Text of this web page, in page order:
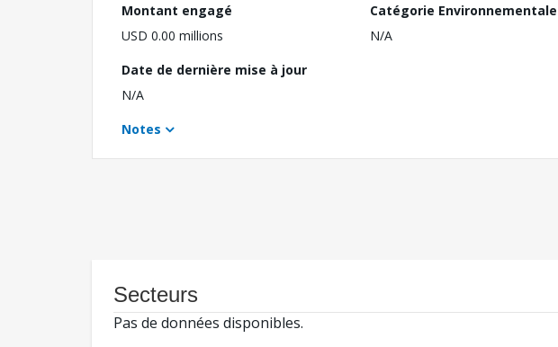
Montant engagé
USD 0.00 millions
Catégorie Environnementale
N/A
Date de dernière mise à jour
N/A
Notes
Secteurs
Pas de données disponibles.